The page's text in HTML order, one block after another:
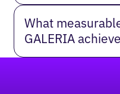
What
GALERIA